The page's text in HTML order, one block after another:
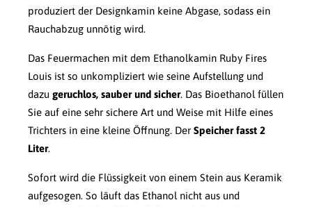
produziert der Designkamin keine Abgase, sodass ein
Rauchabzug unnötig wird.
Das Feuermachen mit dem Ethanolkamin Ruby Fires
Louis ist so unkompliziert wie seine Aufstellung und
dazu geruchlos, sauber und sicher. Das Bioethanol füllen
Sie auf eine sehr sichere Art und Weise mit Hilfe eines
Trichters in eine kleine Öffnung. Der Speicher fasst 2
Liter.
Sofort wird die Flüssigkeit von einem Stein aus Keramik
aufgesogen. So läuft das Ethanol nicht aus und